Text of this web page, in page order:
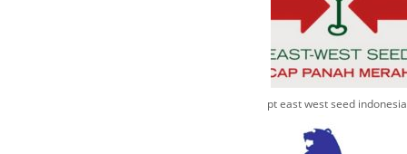
pt east west seed indonesia